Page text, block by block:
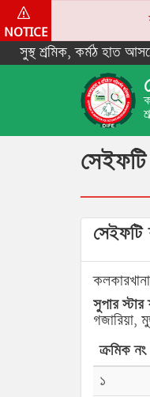
NOTICE
সুস্থ শ্রমিক, কর্মঠ হাত
সেইফটি
সুপার স্টার
গজারিয়া,
ক্রমিক নং
১